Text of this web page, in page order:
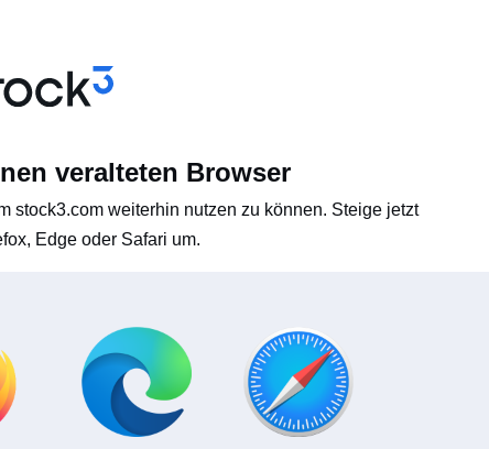
veralteten Browser
stock3.com weiterhin nutzen zu können. Steige jetzt
Edge oder Safari um.